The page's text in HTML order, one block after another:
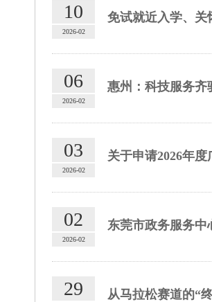
10
2026-02
免试就近入学、
06
2026-02
惠州：科技服务齐
03
2026-02
关于申请2026年
02
2026-02
东莞市政务服务
29 从马拉松赛道的“